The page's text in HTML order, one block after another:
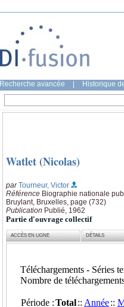
Recherche avancée Historique
Watlet (Nicolas)
parTourneur, Victor
Référence Biographie nationale
Bruylant, Bruxelles, page (732)
Publication Publié, 1962
Partie d'ouvrage collectif
ACCÈS EN LIGNE DÉTAILS